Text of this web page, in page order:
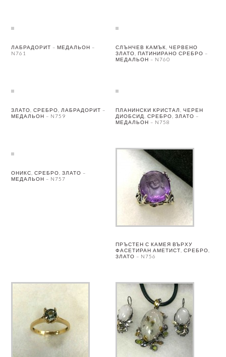
ЛАБРАДОРИТ – МЕДАЛЬОН –
N761
СЛЪНЧЕВ КАМЪК, ЧЕРВЕНО
ЗЛАТО, ПАТИНИРАНО СРЕБРО –
МЕДАЛЬОН – N760
ЗЛАТО, СРЕБРО, ЛАБРАДОРИТ –
МЕДАЛЬОН – N759
ПЛАНИНСКИ КРИСТАЛ, ЧЕРЕН
ДИОБСИД, СРЕБРО, ЗЛАТО –
МЕДАЛЬОН – N758
ОНИКС, СРЕБРО, ЗЛАТО –
МЕДАЛЬОН – N757
ПРЪСТЕН С КАМЕЯ ВЪРХУ
ФАСЕТИРАН АМЕТИСТ, СРЕБРО,
ЗЛАТО – N756